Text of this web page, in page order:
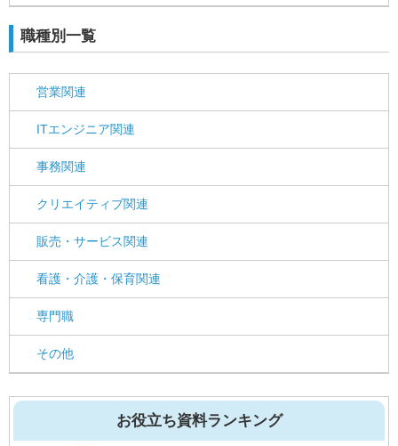
職種別一覧
営業関連
ITエンジニア関連
事務関連
クリエイティブ関連
販売・サービス関連
看護・介護・保育関連
専門職
その他
お役立ち資料ランキング